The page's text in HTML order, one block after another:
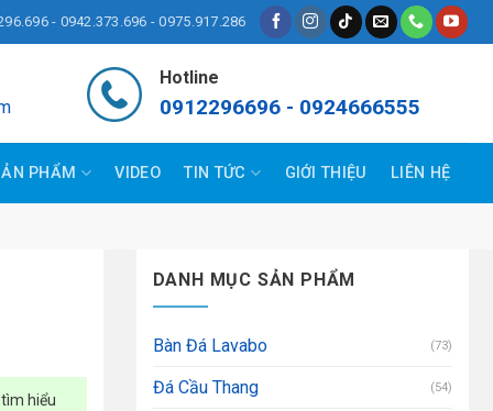
- 0942.373.696 - 0975.917.286
Hotline
0912296696 - 0924666555
PHẨM VIDEO TIN TỨC GIỚI THIỆU LIÊN HỆ
DANH MỤC SẢN PHẨM
Bàn Đá Lavabo (73)
Đá Cầu Thang (54)
hiểu